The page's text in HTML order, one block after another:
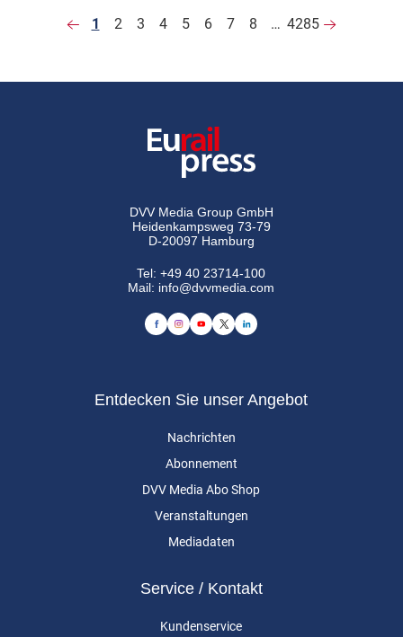
1 2 3 4 5 6 7 8 … 4285
DVV Media Group GmbH
Heidenkampsweg 73-79
D-20097 Hamburg
Tel:+49 40 23714-100
Mail: info@dvvmedia.com
Entdecken Sie unser Angebot
Nachrichten
Abonnement
DVV Media Abo Shop
Veranstaltungen
Mediadaten
Service / Kontakt
Kundenservice